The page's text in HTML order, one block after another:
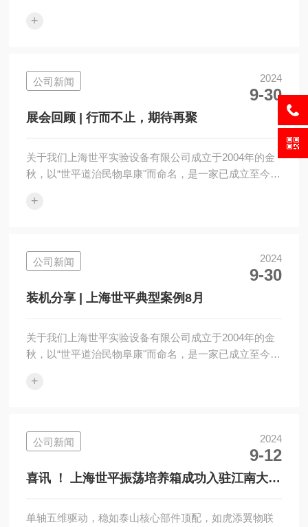
业微生物和细胞等培养解决方案、集研发/生产/销售/售
大系列，产品远销全球多个国家和地区。往期推荐·喜迎
世平20周年|寻找年代悠久世平摇床有奖活动开始啦！喜
迎世平20周年|响应国家政策开展以旧换新的活动方案喜
讯|上海世平再次斩获202...
+
公司新闻 2024
9-30
展会回顾 | 行而不止，期待再聚
关于我们上海世平实验设备有限公司成立于2004年的金
秋，以“世平道治民物阜康"而命名，是一家已成立至今近
业微生物和细胞等培养解决方案、集研发/生产/销售/售
大系列，产品远销全球多个国家和地区。往期推荐·喜迎
世平20周年|寻找年代悠久世平摇床有奖活动开始啦！喜
迎世平20周年|响应国家政策开展以旧换新的活动方案喜
讯|上海世平再次斩获202...
+
公司新闻 2024
9-30
装机分享 | 上海世平典型案例8月
关于我们上海世平实验设备有限公司成立于2004年的金
秋，以“世平道治民物阜康"而命名，是一家已成立至今近
业微生物和细胞等培养解决方案、集研发/生产/销售/售
大系列，产品远销全球多个国家和地区。往期推荐·喜迎
世平20周年|寻找年代悠久世平摇床有奖活动开始啦！喜
迎世平20周年|响应国家政策开展以旧换新的活动方案喜
讯|上海世平再次斩获202...
+
公司新闻 2024
9-12
喜讯 ！ 上海世平振荡培养箱成功入驻江南大学
单轴五维驱动，稳如泰山核心部件顶配，如虎添翼物联